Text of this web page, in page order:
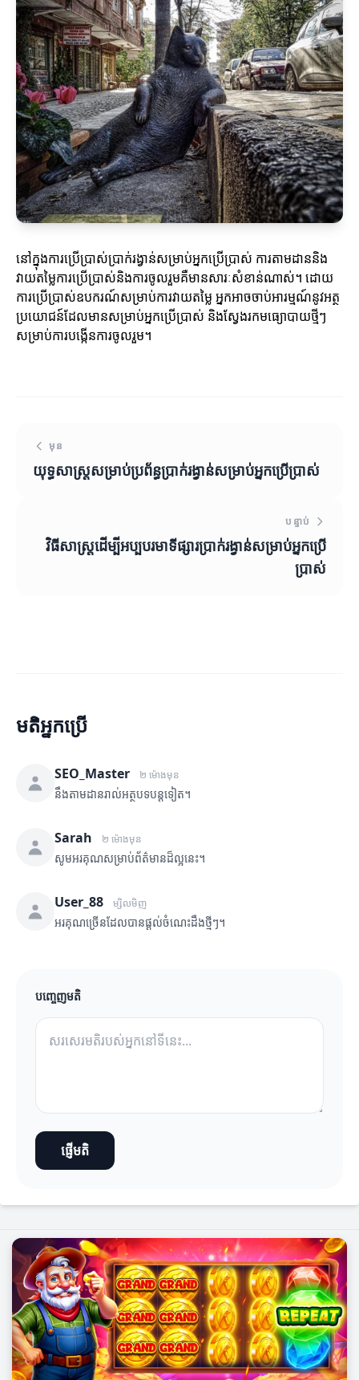
នៅក្នុងការប្រើប្រាស់ប្រាក់រង្វាន់សម្រាប់អ្នកប្រើប្រាស់ ការតាមដាននិង
វាយតម្លៃការប្រើប្រាស់និងការចូលរួមគឺមានសារៈសំខាន់ណាស់។ ដោយ
ការប្រើប្រាស់ឧបករណ៍សម្រាប់ការវាយតម្លៃ អ្នកអាចចាប់អារម្មណ៍នូវអត្ថ
ប្រយោជន៍ដែលមានសម្រាប់អ្នកប្រើប្រាស់ និងស្វែងរកមធ្យោបាយថ្មីៗ
សម្រាប់ការបង្កើនការចូលរួម។
មុន
យុទ្ធសាស្ត្រ​សម្រាប់​ប្រព័ន្ធ​ប្រាក់​រង្វាន់​សម្រាប់​អ្នក​ប្រើប្រាស់
បន្ទាប់
វិធីសាស្ត្រដើម្បីអប្បបរមាទីផ្សារប្រាក់រង្វាន់សម្រាប់អ្នកប្រើ
ប្រាស់
មតិអ្នកប្រើ
SEO_Master ២ ម៉ោងមុន
នឹងតាមដានរាល់អត្ថបទបន្តទៀត។
Sarah ២ ម៉ោងមុន
សូមអរគុណសម្រាប់ព័ត៌មានដ៏ល្អនេះ។
User_88 ម្សិលមិញ
អរគុណច្រើនដែលបានផ្តល់ចំណេះដឹងថ្មីៗ។
បញ្ចេញមតិ
ផ្ញើមតិ